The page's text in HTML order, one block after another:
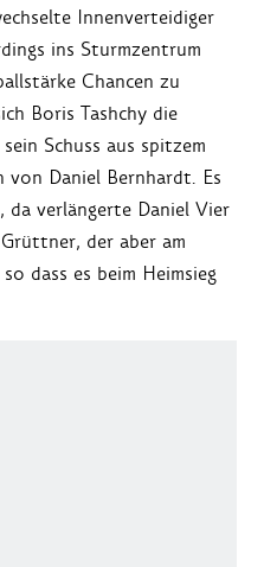
Innenverteidiger
ins Sturmzentrum
Chancen zu
Boris Tashchy die
Schuss aus spitzem
Daniel Bernhardt. Es
verlängerte Daniel Vier
der aber am
dass es beim Heimsieg